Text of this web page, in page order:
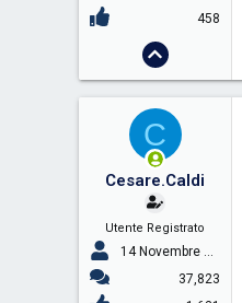
458
C
Cesare.Caldi
Utente Registrato
14 Novembre 2005
37,823